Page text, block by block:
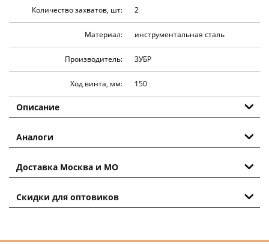
Количество захватов, шт: 2
Материал: инструментальная сталь
Производитель: ЗУБР
Ход винта, мм: 150
Описание
Аналоги
Доставка Москва и МО
Скидки для оптовиков